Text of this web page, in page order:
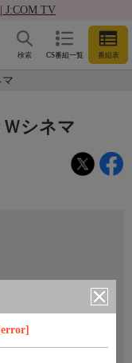
J:COM TV
CS番組一覧 番組表
検索
シネマ
ネル(有料)のご契約が